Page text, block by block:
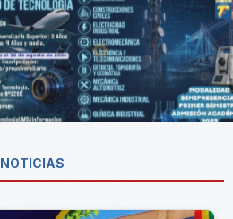
NOTICIAS